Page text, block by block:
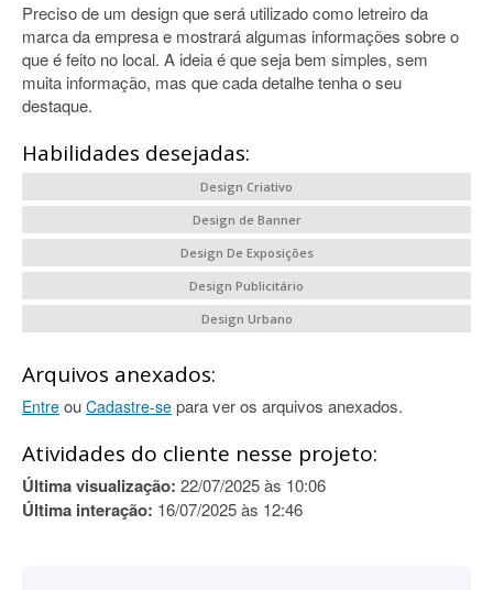
Preciso de um design que será utilizado como letreiro da
marca da empresa e mostrará algumas informações sobre o
que é feito no local. A ideia é que seja bem simples, sem
muita informação, mas que cada detalhe tenha o seu
destaque.
Habilidades desejadas:
Design Criativo
Design de Banner
Design De Exposições
Design Publicitário
Design Urbano
Arquivos anexados:
Entre ou Cadastre-se para ver os arquivos anexados.
Atividades do cliente nesse projeto:
Última visualização: 22/07/2025 às 10:06
Última interação: 16/07/2025 às 12:46